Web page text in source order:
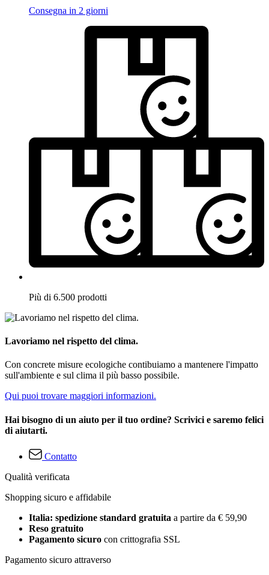
Consegna in 2 giorni
Più di 6.500 prodotti
Lavoriamo nel rispetto del clima.
Con concrete misure ecologiche contibuiamo a mantenere l'impatto
sull'ambiente e sul clima il più basso possibile.
Qui puoi trovare maggiori informazioni.
Hai bisogno di un aiuto per il tuo ordine? Scrivici e saremo felici
di aiutarti.
Contatto
Qualità verificata
Shopping sicuro e affidabile
Italia: spedizione standard gratuita a partire da € 59,90
Reso gratuito
Pagamento sicuro con crittografia SSL
Pagamento sicuro attraverso